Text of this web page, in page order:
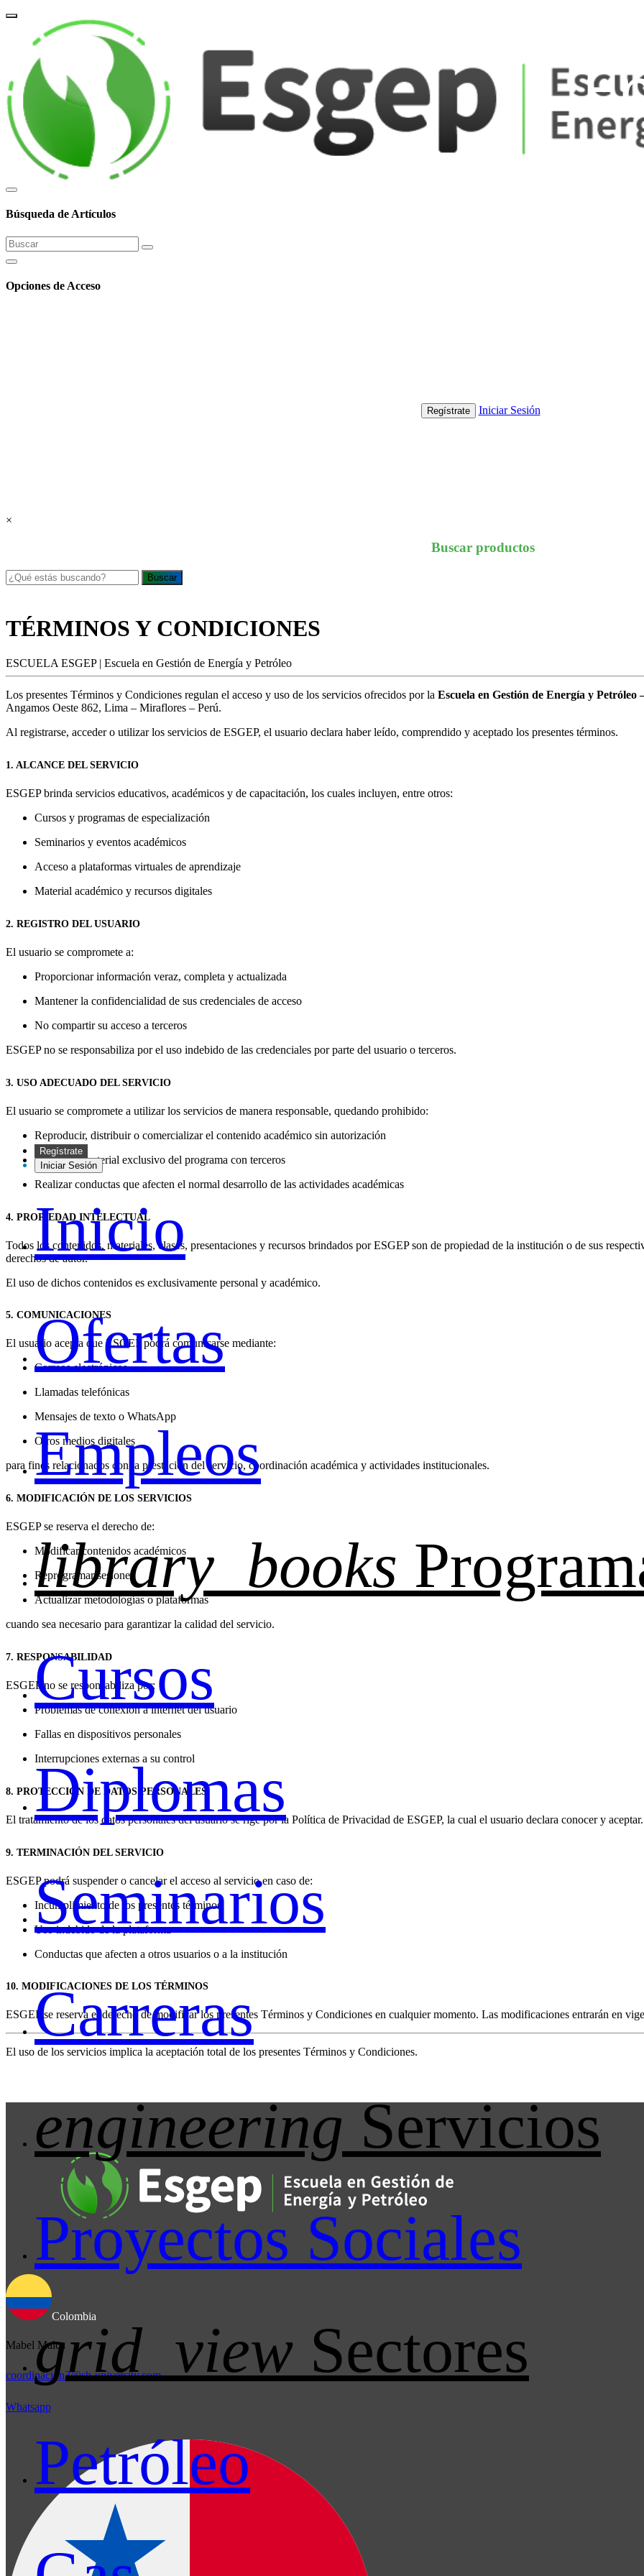
corporate_fare
Búsqueda de Artículos
Opciones de Acceso
Regístrate Iniciar Sesión
×
Buscar productos
Buscar
Regístrate
Iniciar Sesión
Inicio
Ofertas
Empleos
library_books
Cursos
Diplomas
Seminarios
Carreras
engineering Servicios
Proyectos Sociales
grid_view Sectores
Petróleo
TÉRMINOS Y CONDICIONES
ESCUELA ESGEP | Escuela en Gestión de Energía y Petróleo
Los presentes Términos y Condiciones regulan el acceso y uso de los servicios ofrecidos por la Escuela en Gestión de Energía y Petróleo
Angamos Oeste 862, Lima – Miraflores – Perú.
Al registrarse, acceder o utilizar los servicios de ESGEP, el usuario declara haber leído, comprendido y aceptado los presentes términos.
1. ALCANCE DEL SERVICIO
ESGEP brinda servicios educativos, académicos y de capacitación, los cuales incluyen, entre otros:
Cursos y programas de especialización
Seminarios y eventos académicos
Acceso a plataformas virtuales de aprendizaje
Material académico y recursos digitales
2. REGISTRO DEL USUARIO
El usuario se compromete a:
Proporcionar información veraz, completa y actualizada
Mantener la confidencialidad de sus credenciales de acceso
No compartir su acceso a terceros
ESGEP no se responsabiliza por el uso indebido de las credenciales por parte del usuario o terceros.
3. USO ADECUADO DEL SERVICIO
El usuario se compromete a utilizar los servicios de manera responsable, quedando prohibido:
Reproducir, distribuir o comercializar el contenido académico sin autorización
Compartir material exclusivo del programa con terceros
Realizar conductas que afecten el normal desarrollo de las actividades académicas
4. PROPIEDAD INTELECTUAL
Todos los contenidos, materiales, clases, presentaciones y recursos brindados por ESGEP son de propiedad de la institución o de sus
derechos de autor.
El uso de dichos contenidos es exclusivamente personal y académico.
5. COMUNICACIONES
El usuario acepta que ESGEP podrá comunicarse mediante:
Correos electrónicos
Llamadas telefónicas
Mensajes de texto o WhatsApp
Otros medios digitales
para fines relacionados con la prestación del servicio, coordinación académica y actividades institucionales.
6. MODIFICACIÓN DE LOS SERVICIOS
ESGEP se reserva el derecho de:
Modificar contenidos académicos
Reprogramar sesiones
Actualizar metodologías o plataformas
cuando sea necesario para garantizar la calidad del servicio.
7. RESPONSABILIDAD
ESGEP no se responsabiliza por:
Problemas de conexión a internet del usuario
Fallas en dispositivos personales
Interrupciones externas a su control
8. PROTECCIÓN DE DATOS PERSONALES
El tratamiento de los datos personales del usuario se rige por la Política de Privacidad de ESGEP, la cual el usuario declara conocer y aceptar.
9. TERMINACIÓN DEL SERVICIO
ESGEP podrá suspender o cancelar el acceso al servicio en caso de:
Incumplimiento de los presentes términos
Uso indebido de la plataforma
Conductas que afecten a otros usuarios o a la institución
10. MODIFICACIONES DE LOS TÉRMINOS
ESGEP se reserva el derecho de modificar los presentes Términos y Condiciones en cualquier momento. Las modificaciones entrarán en
El uso de los servicios implica la aceptación total de los presentes Términos y Condiciones.
Colombia
Mabel Malca
coordinacion3@sb-university.com
Whatsapp